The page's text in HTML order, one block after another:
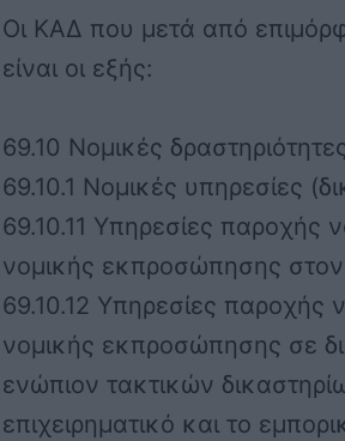
Οι ΚΑΔ που μετά από
είναι οι εξής:
69.10 Νομικές
69.10.1 Νομικές υπηρεσίες
69.10.11 Υπηρεσίες παροχής
νομικής εκπροσώπησης στον
69.10.12 Υπηρεσίες
νομικής εκπροσώπησης σε
ενώπιον τακτικών
επιχειρηματικό και το